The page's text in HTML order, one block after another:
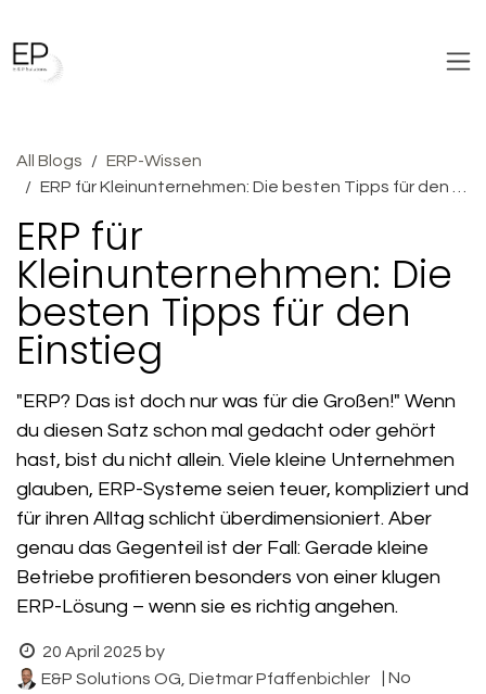
All Blogs
ERP-Wissen
ERP für Kleinunternehmen: Die besten Tipps für den Einstieg
ERP für
Kleinunternehmen: Die
besten Tipps für den
Einstieg
"ERP? Das ist doch nur was für die Großen!" Wenn
du diesen Satz schon mal gedacht oder gehört
hast, bist du nicht allein. Viele kleine Unternehmen
glauben, ERP-Systeme seien teuer, kompliziert und
für ihren Alltag schlicht überdimensioniert. Aber
genau das Gegenteil ist der Fall: Gerade kleine
Betriebe profitieren besonders von einer klugen
ERP-Lösung – wenn sie es richtig angehen.
20 April 2025 by
E&P Solutions OG, Dietmar Pfaffenbichler
| No